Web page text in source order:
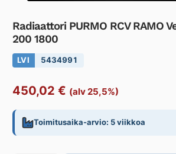
Radiaattori PURMO RCV RAMO
200 1800
LVI 5434991
450,02 € (alv 25,5%)
Toimitusaika-arvio: 5 viikkoa